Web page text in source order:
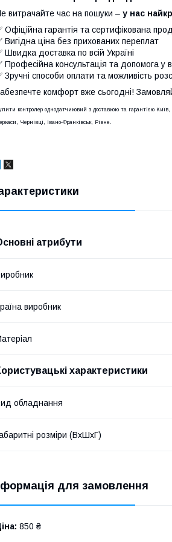
витрачайте час на пошуки – у нас
Офіційна гарантія та сертифікована
Вигідна ціна без прихованих переплат
Швидка доставка по всій Україні
Професійна консультація та допомога у
Зручні способи оплати та можливість
комфорт вже сьогодні!
контролер однодатчиковий з доставкою та гарантією
Чернівці, Івано-Франківськ, Рівне.
атрибути
виробник
характеристики
обладнання
розміри (ВхШхГ)
для замовлення
850 ₴